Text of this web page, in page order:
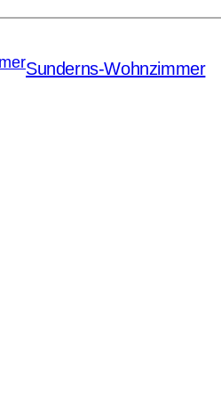
Sunderns-Wohnzimmer